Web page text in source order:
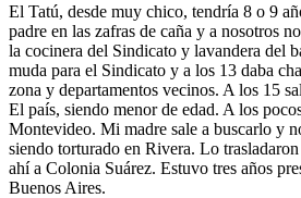
El Tatú, desde muy chico, tendría 8 o 9
padre en las zafras de caña y a nosotros
la cocinera del Sindicato y lavandera del
muda para el Sindicato y a los 13 daba
zona y departamentos vecinos. A los 15
El país, siendo menor de edad. A los
Montevideo. Mi madre sale a buscarlo y
siendo torturado en Rivera. Lo
ahí a Colonia Suárez. Estuvo tres años
Buenos Aires.